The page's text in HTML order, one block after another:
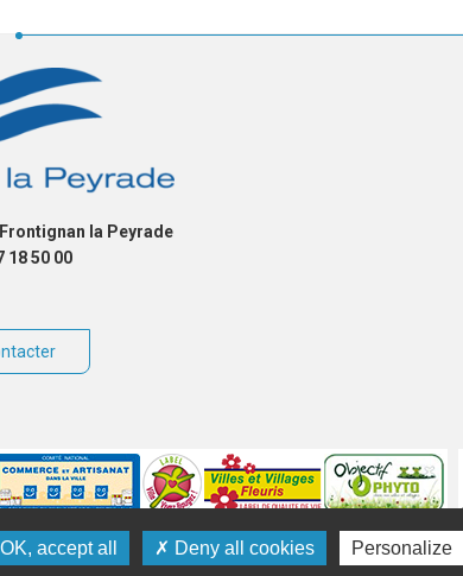
la Peyrade
18 50 00
Crédits Gérer les cookies Politique de confidentialité
OK, accept all Deny all cookies Personalize